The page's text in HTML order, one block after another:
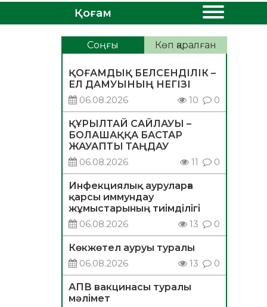
Қоғам
Соңғы Көп қаралған
ҚОҒАМДЫҚ БЕЛСЕНДІЛІК –
ЕЛ ДАМУЫНЫҢ НЕГІЗІ
06.08.2026
10 0
ҚҰРЫЛТАЙ САЙЛАУЫ –
БОЛАШАҚҚА БАСТАР
ЖАУАПТЫ ТАҢДАУ
06.08.2026
11 0
Инфекциялық ауруларға
қарсы иммундау
жұмыстарының тиімділігі
06.08.2026
13 0
Көкжөтел ауруы туралы
06.08.2026
13 0
АПВ вакцинасы туралы
мәлімет